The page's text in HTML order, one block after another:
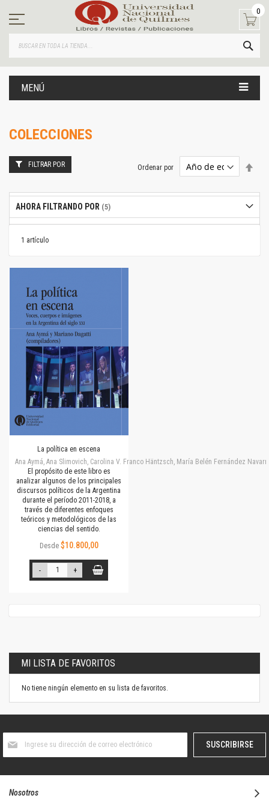
contenido
0
MENÚ
COLECCIONES
1 artículo
Ordenar por
La política en escena
Ana Aymá, Ana Slimovich, Carolina V. Franco Häntzsch, María Belén Fernández
El propósito de este libro es
analizar algunos de los principales
discursos políticos de la Argentina
durante el período 2011-2018, a
través de diferentes enfoques
teóricos y metodológicos de las
ciencias del sentido.
Desde $10.800,00
- +
FILTRAR POR
AHORA FILTRANDO POR
MI LISTA DE FAVORITOS
No tiene ningún elemento en su lista de favoritos.
boletín
SUSCRIBIRSE
Nosotros